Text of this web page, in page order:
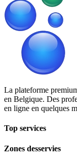
La plateforme
en Belgique. Des
en ligne en quelques
Top services
Zones desservies